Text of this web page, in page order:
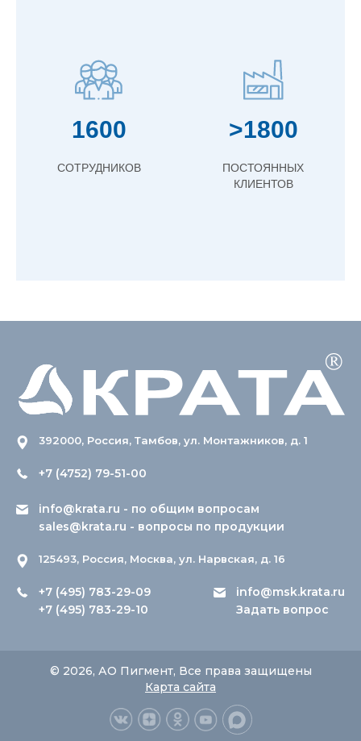
1600
СОТРУДНИКОВ
>1800
ПОСТОЯННЫХ
КЛИЕНТОВ
392000, Россия, Тамбов, ул. Монтажников, д. 1
+7 (4752) 79-51-00
info@krata.ru - по общим вопросам
sales@krata.ru - вопросы по продукции
125493, Россия, Москва, ул. Нарвская, д. 16
+7 (495) 783-29-09
+7 (495) 783-29-10
info@msk.krata.ru
Задать вопрос
© 2026, АО Пигмент, Все права защищены
Карта сайта